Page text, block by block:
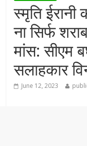
स्मृति
ना सिर्फ
मांस: सीएम
सलाहकार
June 12, 2023